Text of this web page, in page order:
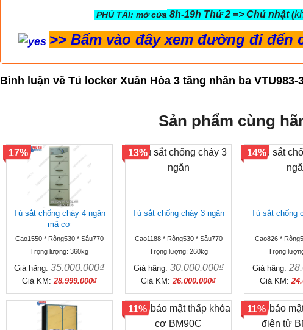
PHÚ TÀI: mở cửa 8h-19h Thứ 2 => Chủ nhật (
>> Bấm vào đây xem đường đi đến
Bình luận về Tủ locker Xuân Hòa 3 tầng nhân ba VTU983-
Sản phẩm cùng
Tủ sắt chống cháy 4 ngăn
mã cơ
Cao1550 * Rộng530 * Sâu770
Trọng lượng: 360kg
Giá hãng:35.000.000₫
Giá KM: 28.999.000₫
17%
Tủ sắt chống cháy 3 ngăn
Cao1188 * Rộng530 * Sâu770
Trọng lượng: 260kg
Giá hãng:30.000.000₫
Giá KM:26.000.000₫
13%
Tủ sắt chống
Cao826 *
Trọng
Giá hãng:
Giá KM:
14%
11% 11%